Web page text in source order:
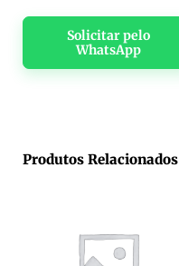
Solicitar pelo
WhatsApp
Produtos Relacionados